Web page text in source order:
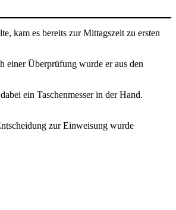
kam es bereits zur Mittagszeit zu ersten
einer Überprüfung wurde er aus den
ein Taschenmesser in der Hand.
zur Einweisung wurde